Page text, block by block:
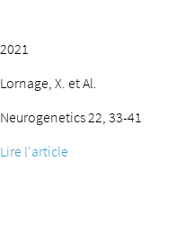
2021
Lornage, X. et Al.
Neurogenetics 22, 33-41
Lire l'article